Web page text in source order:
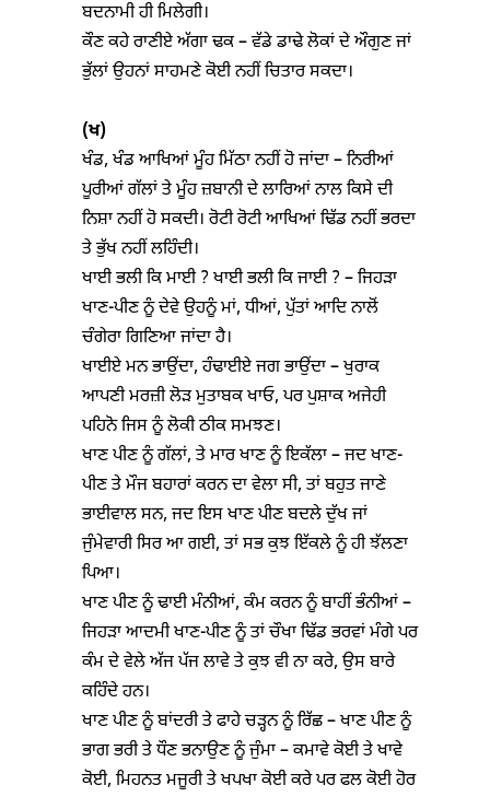
ਬਦਨਾਮੀ ਹੀ ਮਿਲੇਗੀ।
ਕੌਣ ਕਹੇ ਰਾਣੀਏ ਅੱਗਾ ਢਕ – ਵੱਡੇ ਡਾਢੇ ਲੋਕਾਂ ਦੇ ਔਗੁਣ ਜਾਂ
ਭੁੱਲਾਂ ਉਹਨਾਂ ਸਾਹਮਣੇ ਕੋਈ ਨਹੀਂ ਚਿਤਾਰ ਸਕਦਾ।
(ਖ)
ਖੰਡ, ਖੰਡ ਆਖਿਆਂ ਮੂੰਹ ਮਿੱਠਾ ਨਹੀਂ ਹੋ ਜਾਂਦਾ – ਨਿਰੀਆਂ
ਪੂਰੀਆਂ ਗੱਲਾਂ ਤੇ ਮੂੰਹ ਜ਼ਬਾਨੀ ਦੇ ਲਾਰਿਆਂ ਨਾਲ ਕਿਸੇ ਦੀ
ਨਿਸ਼ਾ ਨਹੀਂ ਹੋ ਸਕਦੀ। ਰੋਟੀ ਰੋਟੀ ਆਖਿਆਂ ਢਿੱਡ ਨਹੀਂ ਭਰਦਾ
ਤੇ ਭੁੱਖ ਨਹੀਂ ਲਹਿੰਦੀ।
ਖਾਈ ਭਲੀ ਕਿ ਮਾਈ ? ਖਾਈ ਭਲੀ ਕਿ ਜਾਈ ? – ਜਿਹੜਾ
ਖਾਣ-ਪੀਣ ਨੂੰ ਦੇਵੇ ਉਹਨੂੰ ਮਾਂ, ਧੀਆਂ, ਪੁੱਤਾਂ ਆਦਿ ਨਾਲੋਂ
ਚੰਗੇਰਾ ਗਿਣਿਆ ਜਾਂਦਾ ਹੈ।
ਖਾਈਏ ਮਨ ਭਾਉਂਦਾ, ਹੰਢਾਈਏ ਜਗ ਭਾਉਂਦਾ – ਖੁਰਾਕ
ਆਪਣੀ ਮਰਜ਼ੀ ਲੋੜ ਮੁਤਾਬਕ ਖਾਓ, ਪਰ ਪੁਸ਼ਾਕ ਅਜੇਹੀ
ਪਹਿਨੋ ਜਿਸ ਨੂੰ ਲੋਕੀ ਠੀਕ ਸਮਝਣ।
ਖਾਣ ਪੀਣ ਨੂੰ ਗੱਲਾਂ, ਤੇ ਮਾਰ ਖਾਣ ਨੂੰ ਇਕੱਲਾ – ਜਦ ਖਾਣ-
ਪੀਣ ਤੇ ਮੌਜ ਬਹਾਰਾਂ ਕਰਨ ਦਾ ਵੇਲਾ ਸੀ, ਤਾਂ ਬਹੁਤ ਜਾਣੇ
ਭਾਈਵਾਲ ਸਨ, ਜਦ ਇਸ ਖਾਣ ਪੀਣ ਬਦਲੇ ਦੁੱਖ ਜਾਂ
ਜੁੰਮੇਵਾਰੀ ਸਿਰ ਆ ਗਈ, ਤਾਂ ਸਭ ਕੁਝ ਇੱਕਲੇ ਨੂੰ ਹੀ ਝੱਲਣਾ
ਪਿਆ।
ਖਾਣ ਪੀਣ ਨੂੰ ਢਾਈ ਮੰਨੀਆਂ, ਕੰਮ ਕਰਨ ਨੂੰ ਬਾਹੀਂ ਭੰਨੀਆਂ –
ਜਿਹੜਾ ਆਦਮੀ ਖਾਣ-ਪੀਣ ਨੂੰ ਤਾਂ ਚੌਖਾ ਢਿੱਡ ਭਰਵਾਂ ਮੰਗੇ ਪਰ
ਕੰਮ ਦੇ ਵੇਲੇ ਅੱਜ ਪੱਜ ਲਾਵੇ ਤੇ ਕੁਝ ਵੀ ਨਾ ਕਰੇ, ਉਸ ਬਾਰੇ
ਕਹਿੰਦੇ ਹਨ।
ਖਾਣ ਪੀਣ ਨੂੰ ਬਾਂਦਰੀ ਤੇ ਫਾਹੇ ਚੜ੍ਹਨ ਨੂੰ ਰਿੱਛ – ਖਾਣ ਪੀਣ ਨੂੰ
ਭਾਗ ਭਰੀ ਤੇ ਧੌਣ ਭਨਾਉਣ ਨੂੰ ਜੁੰਮਾ – ਕਮਾਵੇ ਕੋਈ ਤੇ ਖਾਵੇ
ਕੋਈ, ਮਿਹਨਤ ਮਜੂਰੀ ਤੇ ਖਪਖਾ ਕੋਈ ਕਰੇ ਪਰ ਫਲ ਕੋਈ ਹੋਰ